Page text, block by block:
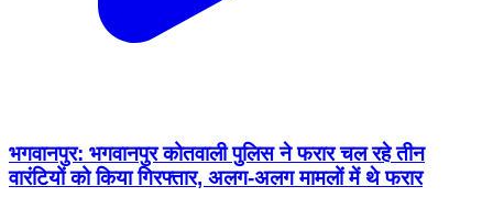
भगवानपुर: भगवानपुर कोतवाली पुलिस ने फरार चल रहे तीन
वारंटियों को किया गिरफ्तार, अलग-अलग मामलों में थे फरार